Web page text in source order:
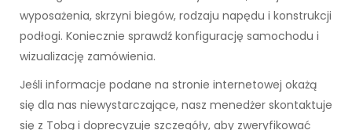
wyposażenia, skrzyni biegów, rodzaju napędu i konstrukcji
podłogi. Koniecznie sprawdź konfigurację samochodu i
wizualizację zamówienia.
Jeśli informacje podane na stronie internetowej okażą
się dla nas niewystarczające, nasz menedżer skontaktuje
się z Tobą i doprecyzuje szczegóły, aby zweryfikować